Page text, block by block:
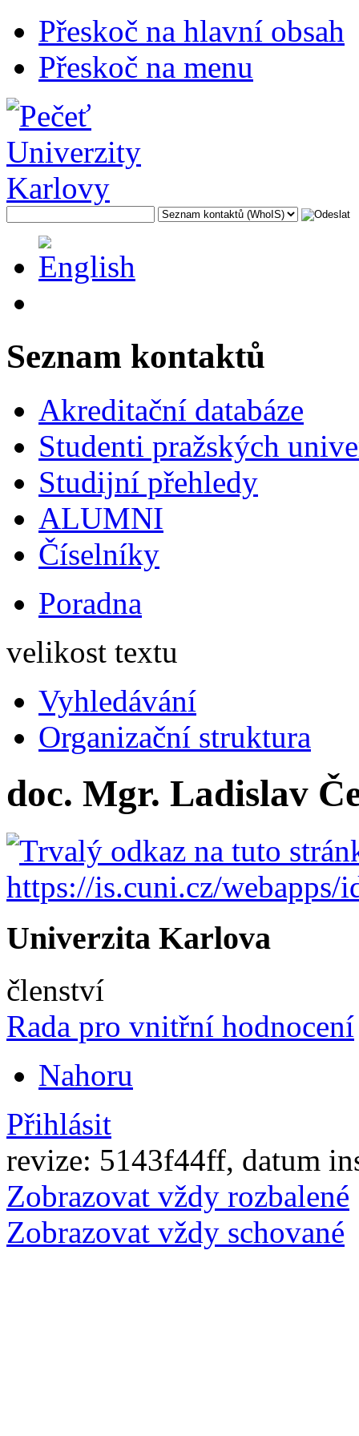
Přeskoč na hlavní obsah
Přeskoč na menu
Seznam kontaktů
Akreditační databáze
Studenti pražských
Studijní přehledy
ALUMNI
Číselníky
Poradna
velikost textu
Vyhledávání
Organizační struktura
doc. Mgr. Ladislav
Univerzita Karlova
členství
Rada pro vnitřní hodnocení
Nahoru
Přihlásit
revize: 5143f44ff, datum
Zobrazovat vždy rozbalené
Zobrazovat vždy schované